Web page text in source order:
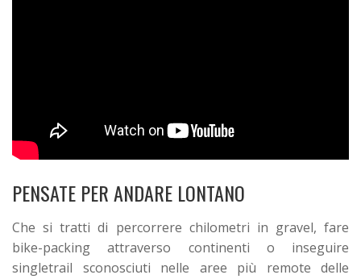
PENSATE PER ANDARE LONTANO
Che si tratti di percorrere chilometri in gravel, fare
bike-packing attraverso continenti o inseguire
singletrail sconosciuti nelle aree più remote delle